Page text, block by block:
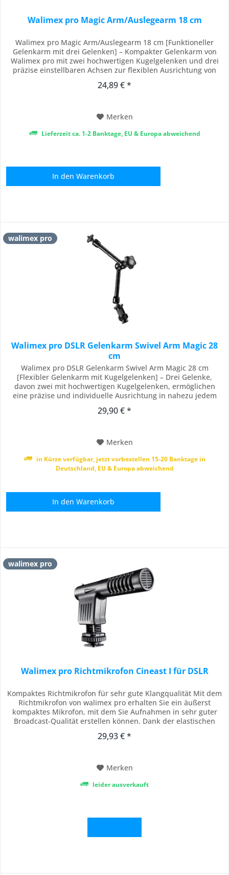
Walimex pro Magic Arm/Auslegearm 18 cm
Walimex pro Magic Arm/Auslegearm 18 cm [Funktioneller
Gelenkarm mit drei Gelenken] – Kompakter Gelenkarm von
Walimex pro mit zwei hochwertigen Kugelgelenken und drei
präzise einstellbaren Achsen zur flexiblen Ausrichtung von
auf DSLR-Rigs, Dollys, Aufnahmetischen oder Stativen für
24,89 € *
Merken
Lieferzeit ca. 1-2 Banktage, EU & Europa abweichend
In den Warenkorb
walimex pro
Walimex pro DSLR Gelenkarm Swivel Arm Magic 28
cm
Walimex pro DSLR Gelenkarm Swivel Arm Magic 28 cm
[Flexibler Gelenkarm mit Kugelgelenken] – Drei Gelenke,
davon zwei mit hochwertigen Kugelgelenken, ermöglichen
eine präzise und individuelle Ausrichtung in nahezu jedem
Videoproduktion an DSLR-Rigs, Dollys, Aufnahmetischen oder
29,90 € *
Merken
in Kürze verfügbar, jetzt vorbestellen 15-20 Banktage in
Deutschland, EU & Europa abweichend
In den Warenkorb
walimex pro
Walimex pro Richtmikrofon Cineast I für DSLR
Kompaktes Richtmikrofon für sehr gute Klangqualität Mit dem
Richtmikrofon von walimex pro erhalten Sie ein äußerst
kompaktes Mikrofon, mit dem Sie Aufnahmen in sehr guter
Broadcast-Qualität erstellen können. Dank der elastischen
Entkoppelung erreicht und Körperschall isoliert. Anschluss
29,93 € *
Merken
leider ausverkauft